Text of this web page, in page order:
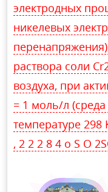
электродных
никелевых
раствора соли
воздуха, при
= 1 моль/л
температуре 298
, 2 2 2 8 4 o S O